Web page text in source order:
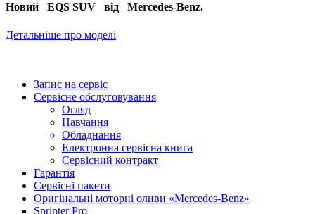
Новий EQS SUV від Mercedes-Benz.
Детальніше про моделі
Запис на сервіс
Сервісне обслуговування
Огляд
Навчання
Обладнання
Електронна сервісна книга
Сервісний контракт
Гарантія
Сервісні пакети
Оригінальні моторні оливи «Mercedes-Benz»
Sprinter Pro